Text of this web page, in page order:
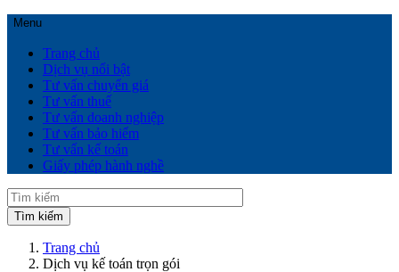
Menu
Trang chủ
Dịch vụ nổi bật
Tư vấn chuyển giá
Tư vấn thuế
Tư vấn doanh nghiệp
Tư vấn bảo hiểm
Tư vấn kế toán
Giấy phép hành nghề
Trang chủ
Dịch vụ kế toán trọn gói